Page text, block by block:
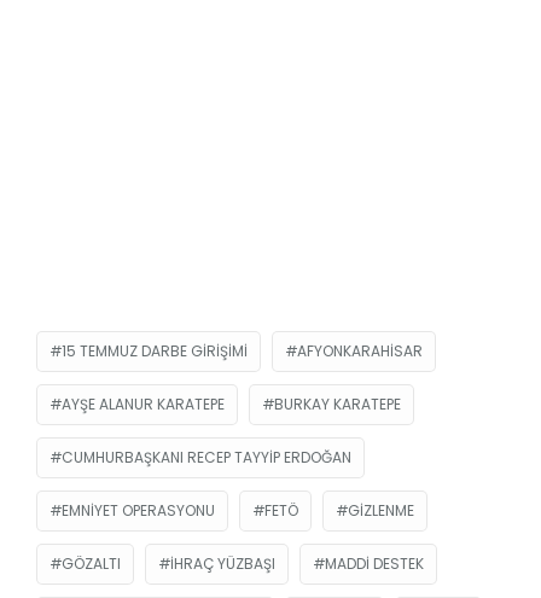
15 TEMMUZ DARBE GIRIŞIMI AFYONKARAHISAR
AYŞE ALANUR KARATEPE BURKAY KARATEPE
CUMHURBAŞKANI RECEP TAYYIP ERDOĞAN
EMNIYET OPERASYONU FETÖ GIZLENME
GÖZALTI IHRAÇ YÜZBAŞI MADDI DESTEK